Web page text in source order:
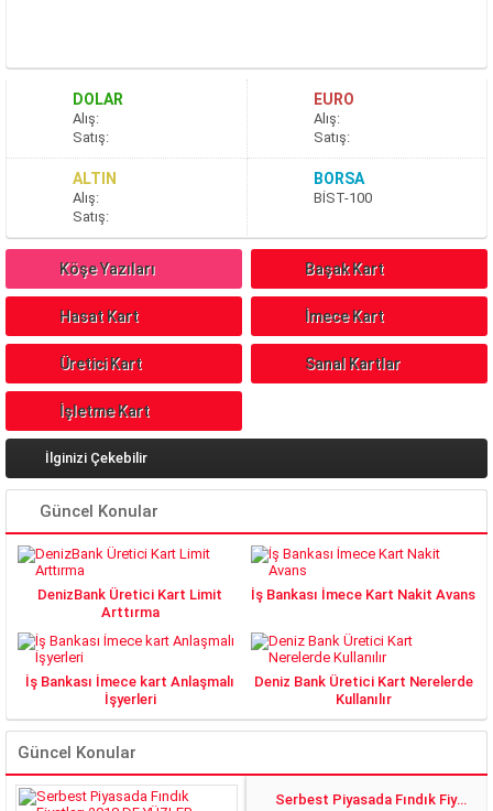
DOLAR
Alış:
Satış:
EURO
Alış:
Satış:
ALTIN
Alış:
Satış:
BORSA
BİST-100
Köşe Yazıları Başak Kart
Hasat Kart İmece Kart
Üretici Kart Sanal Kartlar
İşletme Kart
İlginizi Çekebilir
Güncel Konular
DenizBank Üretici Kart Limit
Arttırma
İş Bankası İmece Kart Nakit Avans
İş Bankası İmece kart Anlaşmalı
İşyerleri
Deniz Bank Üretici Kart Nerelerde
Kullanılır
Güncel Konular
Serbest Piyasada Fındık Fiyatları 2018 DE YÜZLER GÜLER:)